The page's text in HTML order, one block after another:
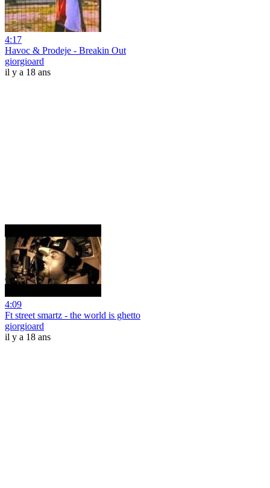
4:17
Havoc & Prodeje - Breakin Out
giorgioard
il y a 18 ans
4:09
Ft street smartz - the world is ghetto
giorgioard
il y a 18 ans